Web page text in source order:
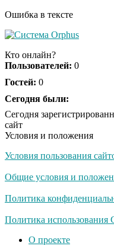
Ржу не
Скрытая
люди
Ролик длится
смеяться вы
Королева
оставит
Ошибка в тексте
Кто онлайн?
Пользователей: 0
Гостей: 0
Сегодня были:
Сегодня
сайт
Условия и положения
Условия пользования
Общие условия и
Политика
Политика использования
О проекте